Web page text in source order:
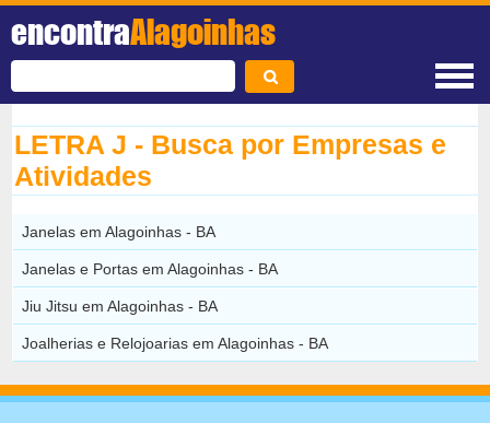
encontraAlagoinhas
LETRA J - Busca por Empresas e
Atividades
Janelas em Alagoinhas - BA
Janelas e Portas em Alagoinhas - BA
Jiu Jitsu em Alagoinhas - BA
Joalherias e Relojoarias em Alagoinhas - BA